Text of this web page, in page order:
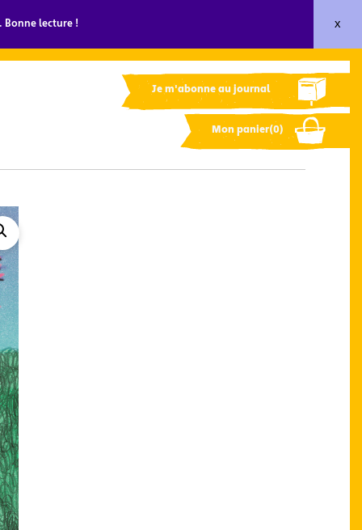
Bonne lecture ! x
Je m'abonne au journal
Mon panier(0)